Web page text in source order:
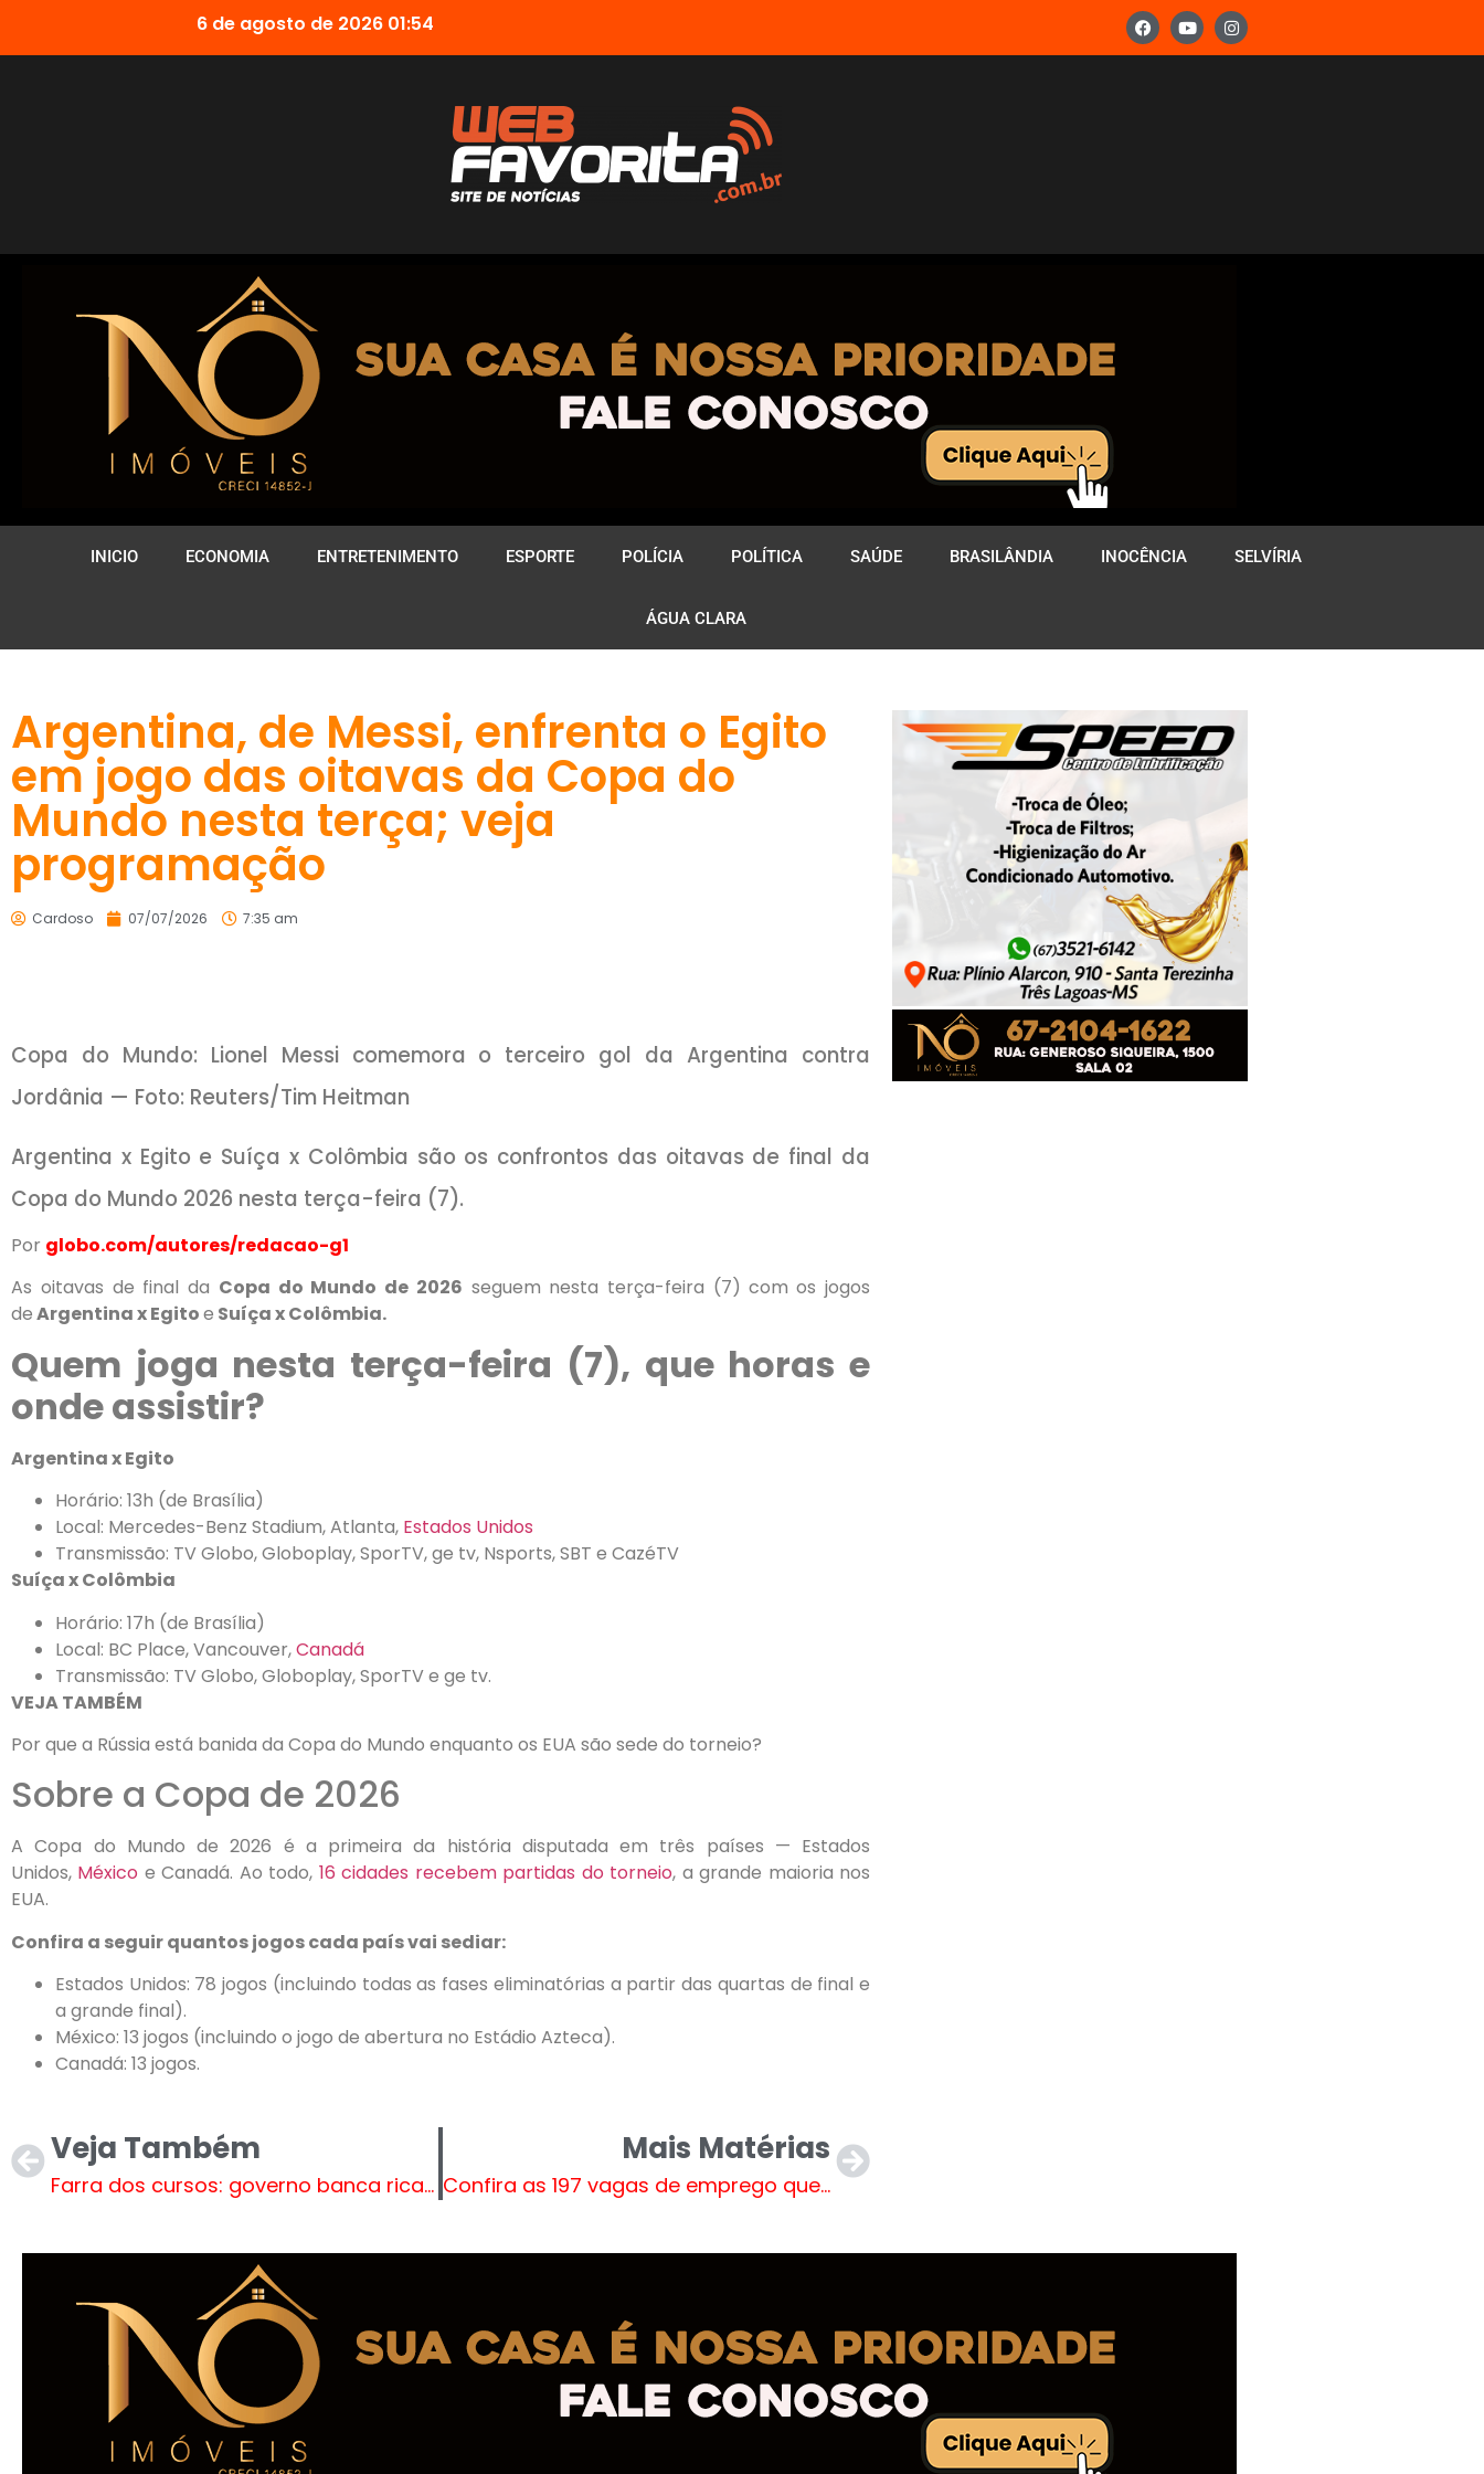
6 de agosto de 2026 01:54
INICIO ECONOMIA ENTRETENIMENTO ESPORTE POLÍCIA POLÍTICA SAÚDE BRASILÂNDIA INOCÊNCIA SELVÍRIA
ÁGUA CLARA
Argentina, de Messi, enfrenta o Egito
em jogo das oitavas da Copa do
Mundo nesta terça; veja
programação
Cardoso 07/07/2026 7:35 am
Copa do Mundo: Lionel Messi comemora o terceiro gol da Argentina contra
Jordânia — Foto: Reuters/Tim Heitman
Argentina x Egito e Suíça x Colômbia são os confrontos das oitavas de final da
Copa do Mundo 2026 nesta terça-feira (7).
Por globo.com/autores/redacao-g1
As oitavas de final da Copa do Mundo de 2026 seguem nesta terça-feira (7) com os jogos
deArgentina x Egitoe Suíça x Colômbia.
Quem joga nesta terça-feira (7), que horas e
onde assistir?
Argentina x Egito
Horário: 13h (de Brasília)
Local: Mercedes-Benz Stadium, Atlanta, Estados Unidos
Transmissão: TV Globo, Globoplay, SporTV, ge tv, Nsports, SBT e CazéTV
Suíça x Colômbia
Horário: 17h (de Brasília)
Local: BC Place, Vancouver,Canadá
Transmissão: TV Globo, Globoplay, SporTV e ge tv.
VEJA TAMBÉM
Por que a Rússia está banida da Copa do Mundo enquanto os EUA são sede do torneio?
Sobre a Copa de 2026
A Copa do Mundo de 2026 é a primeira da história disputada em três países — Estados
Unidos, México e Canadá. Ao todo, 16 cidades recebem partidas do torneio, a grande maioria nos
EUA.
Confira a seguir quantos jogos cada país vai sediar:
Estados Unidos: 78 jogos (incluindo todas as fases eliminatórias a partir das quartas de final e
a grande final).
México: 13 jogos (incluindo o jogo de abertura no Estádio Azteca).
Canadá: 13 jogos.
Veja Também
Farra dos cursos: governo banca ricas viagens do pessoal do Planalto ao exterior
Mais Matérias
Confira as 197 vagas de emprego que estão te esperando em Três Lagoas e região nesta terça-feira